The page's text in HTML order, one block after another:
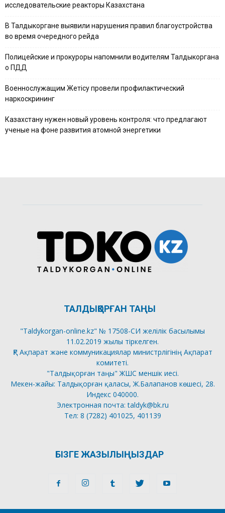
исследовательские реакторы Казахстана
В Талдыкоргане выявили нарушения правил благоустройства
во время очередного рейда
Полицейские и прокуроры напомнили водителям Талдыкоргана
о ПДД
Военнослужащим Жетісу провели профилактический
наркоскрининг
Казахстану нужен новый уровень контроля: что предлагают
ученые на фоне развития атомной энергетики
ТАЛДЫҚОРҒАН ТАҢЫ
"Taldykorgan-online.kz" № 17508-СИ желілік басылымы
11.02.2019 жылы тіркелген.
ҚР Ақпарат және коммуникациялар министрлігінің Ақпарат
комитеті.
"Талдықорған таңы" ЖШС меншік иесі.
Мекен-жайы: Талдықорған қаласы, Ж.Балапанов көшесі, 28.
Индекс 040000.
Электронная почта: taldyk@bk.ru
Тел: 8 (7282) 401025, 401139
БІЗГЕ ЖАЗЫЛЫҢЫЗДАР